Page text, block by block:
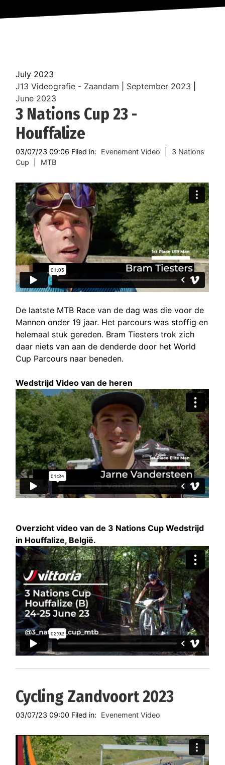
July 2023
J13 Videografie - Zaandam
September 2023
June 2023
3 Nations Cup 23 -
Houffalize
03/07/23 09:06 Filed in: Evenement Video
3 Nations
Cup
MTB
De laatste MTB Race van de dag was die voor de
Mannen onder 19 jaar. Het parcours was stoffig en
helemaal stuk gereden. Bram Tiesters trok zich
daar niets van aan de denderde door het World
Cup Parcours naar beneden.
Wedstrijd Video van de heren
Overzicht video van de 3 Nations Cup Wedstrijd
in Houffalize, België.
Cycling Zandvoort 2023
03/07/23 09:00 Filed in: Evenement Video